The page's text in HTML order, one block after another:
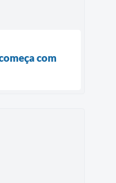
com